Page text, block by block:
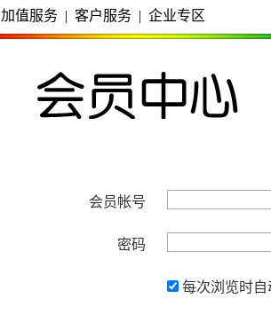
加值服务 | 客户服务 | 企业专区
会员帐号
密码
每次浏览时自